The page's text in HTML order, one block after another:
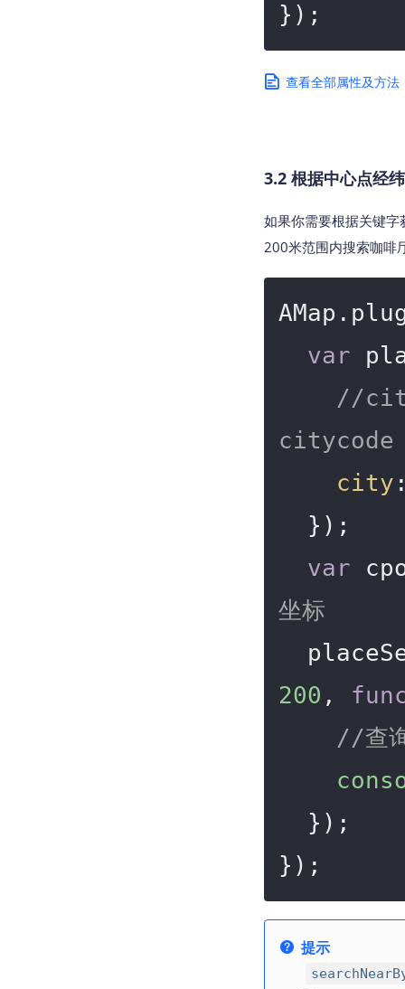
});
查看全部属性及方法
3.2 根据中心点经
如果你需要根据关键
200米范围内搜索咖啡
var
//city
citycode
city
var
坐标
200 ,
//查
});
提示